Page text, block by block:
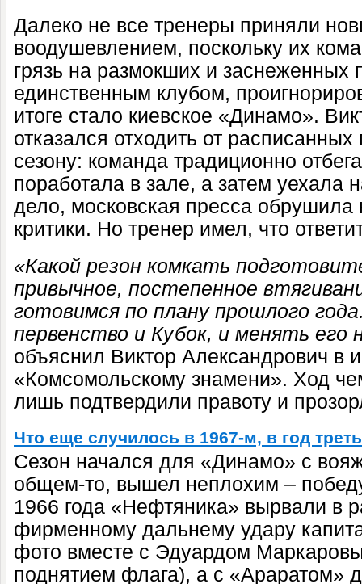
Далеко не все тренеры приняли
воодушевлением, поскольку их
грязь на размокших и заснеженных
единственным клубом,
итоге стало киевское «Динамо».
отказался отходить от расписанных
сезону: команда традиционно
поработала в зале, а затем уехала
дело, московская пресса
критики. Но тренер имел, что
«Какой резон комкать
привычное, постепенное
готовимся по плану прошлого
первенство и Кубок, и менять его
объяснил Виктор Александрович в
«Комсомольскому знамени». Ход
лишь подтвердили правоту и
Что еще случилось в 1967-м, в год
Сезон начался для «Динамо» с
общем-то, вышел неплохим –
1966 года «Нефтяника» вырвали в
фирменному дальнему удару
фото вместе с Эдуардом
поднятием флага), а с «Араратом»